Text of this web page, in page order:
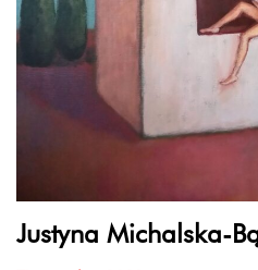
Justyna Michalska-